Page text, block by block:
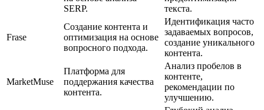
SERP.
текста.
Frase
Создание контента и
оптимизация на основе
вопросного подхода.
Идентификация часто
задаваемых вопросов,
создание уникального
контента.
MarketMuse
Платформа для
поддержания качества
контента.
Анализ пробелов в
контенте,
рекомендации по
улучшению.